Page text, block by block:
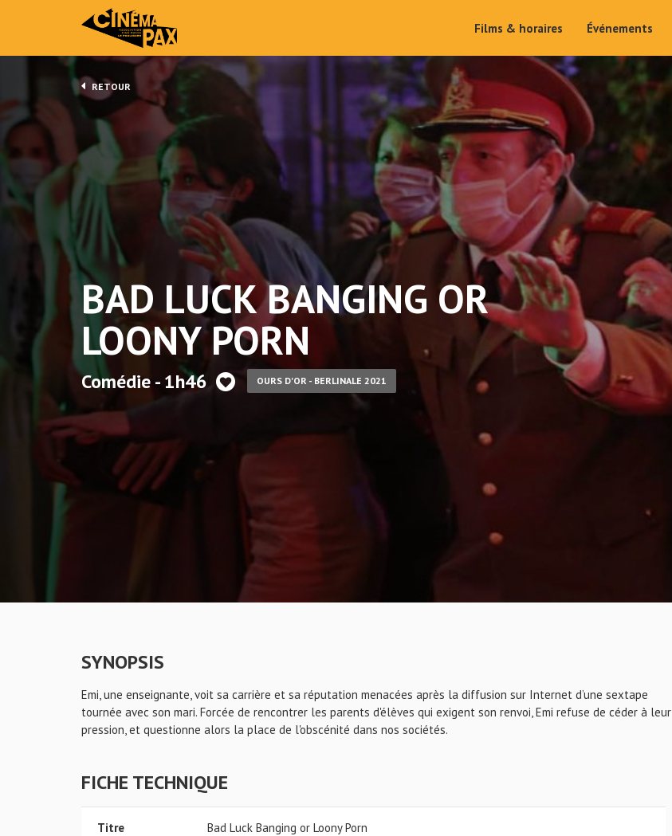
Films & horaires Événements
RETOUR
BAD LUCK BANGING OR
LOONY PORN
Comédie - 1h46 OURS D'OR - BERLINALE 2021
SYNOPSIS
Emi, une enseignante, voit sa carrière et sa réputation menacées après la diffusion sur Internet d’une sextape
tournée avec son mari. Forcée de rencontrer les parents d'élèves qui exigent son renvoi, Emi refuse de céder à leur
pression, et questionne alors la place de l'obscénité dans nos sociétés.
FICHE TECHNIQUE
Titre Bad Luck Banging or Loony Porn